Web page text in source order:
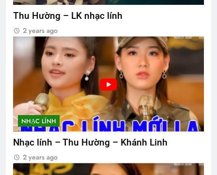
Thu Hường – LK nhạc lính
2 years ago
NHẠC LÍNH
Nhạc lính – Thu Hường – Khánh Linh
2 years ago